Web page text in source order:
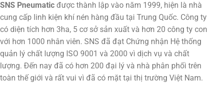
SNS Pneumatic được thành lập vào năm 1999, hiện là nhà
cung cấp linh kiện khí nén hàng đầu tại Trung Quốc. Công ty
có diện tích hơn 3ha, 5 cơ sở sản xuất và hơn 20 công ty con
với hơn 1000 nhân viên. SNS đã đạt Chứng nhận Hệ thống
quản lý chất lượng ISO 9001 và 2000 vì dịch vụ và chất
lượng. Đến nay đã có hơn 200 đại lý và nhà phân phối trên
toàn thế giới và rất vui vì đã có mặt tại thị trường Việt Nam.